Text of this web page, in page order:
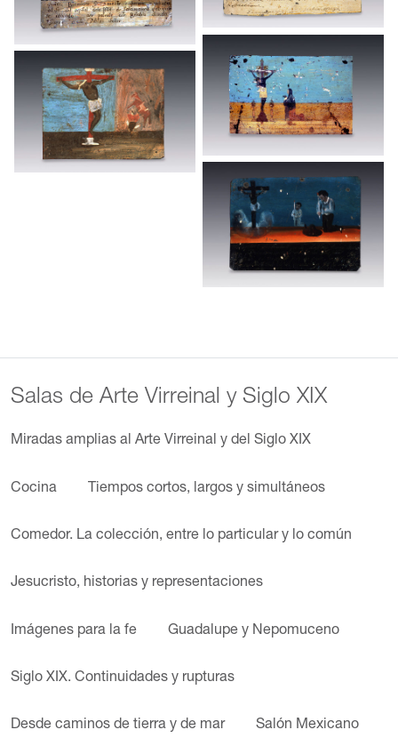
Salas de Arte Virreinal y Siglo XIX
Miradas amplias al Arte Virreinal y del Siglo XIX
Cocina Tiempos cortos, largos y simultáneos
Comedor. La colección, entre lo particular y lo común
Jesucristo, historias y representaciones
Imágenes para la fe Guadalupe y Nepomuceno
Siglo XIX. Continuidades y rupturas
Desde caminos de tierra y de mar Salón Mexicano